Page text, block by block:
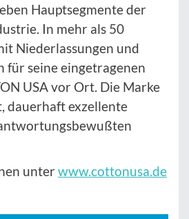
Hauptsegmente der
In mehr als 50
Niederlassungen und
für seine eingetragenen
USA vor Ort. Die Marke
dauerhaft exzellente
unterwww.cottonusa.de